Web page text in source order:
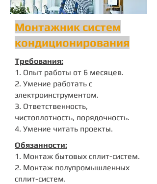
Монтажник систем
кондиционирования
Требования:
1. Опыт работы от 6 месяцев.
2. Умение работать с
электроинструментом.
3. Ответственность,
чистоплотность, порядочность.
4. Умение читать проекты.
Обязанности:
1. Монтаж бытовых сплит-систем.
2. Монтаж полупромышленных
сплит-систем.